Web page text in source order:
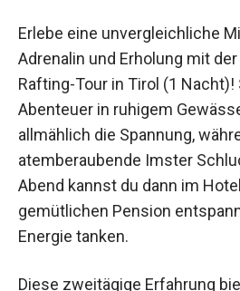
Erlebe eine unvergleichliche
Adrenalin und Erholung mit der
Schweizer Rafting-Tour in Tirol
dein Abenteuer in ruhigem
steigere allmählich die
dich durch die
kämpfst. Am Abend kannst du
in einer gemütlichen Pension
neue Energie tanken.
Diese zweitägige Erfahrung